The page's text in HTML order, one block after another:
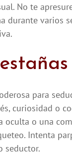
No te
varios
para
curiosidad o
o una
Intenta
seductor.